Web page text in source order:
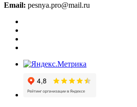
Email: pesnya.pro@mail.ru